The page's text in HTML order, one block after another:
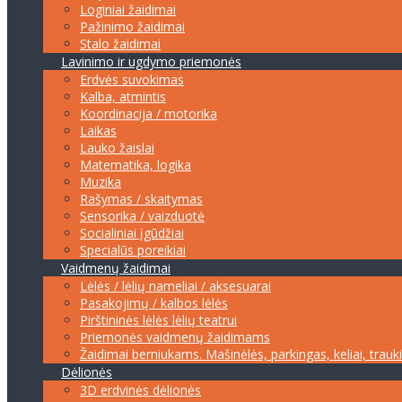
Loginiai žaidimai
Pažinimo žaidimai
Stalo žaidimai
Lavinimo ir ugdymo priemonės
Erdvės suvokimas
Kalba, atmintis
Koordinacija / motorika
Laikas
Lauko žaislai
Matematika, logika
Muzika
Rašymas / skaitymas
Sensorika / vaizduotė
Socialiniai įgūdžiai
Specialūs poreikiai
Vaidmenų žaidimai
Lėlės / lėlių nameliai / aksesuarai
Pasakojimų / kalbos lėlės
Pirštininės lėlės lėlių teatrui
Priemonės vaidmenų žaidimams
Žaidimai berniukams. Mašinėlės, parkingas, keliai,
Dėlionės
3D erdvinės dėlionės